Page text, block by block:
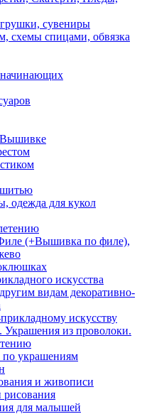
сувениры
схемы спицами, обвязка
начинающих
одежда для кукол
(+Вышивка по филе),
искусства
видам декоративно-
искусству
из проволоки.
по украшениям
и живописи
для малышей